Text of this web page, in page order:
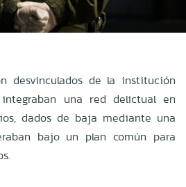
desvinculados de la institución
una red delictual en
dados de baja mediante una
bajo un plan común para